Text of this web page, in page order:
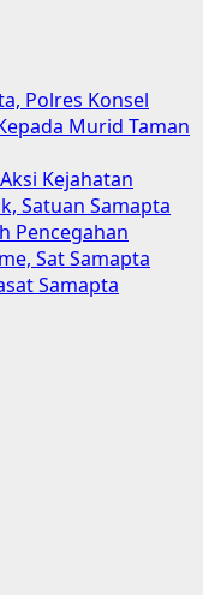
Polres Konsel
Murid Taman
Kejahatan
Satuan Samapta
Pencegahan
Sat Samapta
Samapta